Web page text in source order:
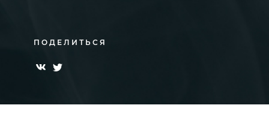
ПОДЕЛИТЬСЯ